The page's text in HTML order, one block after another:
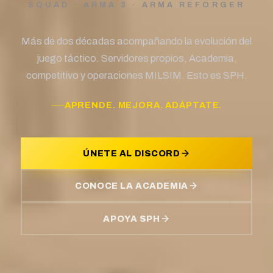
SQUAD · ARMA 3 · ARMA REFORGER
Más de dos décadas acompañando la evolución del
juego táctico. Servidores propios, Academia,
competitivo y operaciones MILSIM. Esto es SPH.
APRENDE. MEJORA. ADÁPTATE.
ÚNETE AL DISCORD
CONOCE LA ACADEMIA
APOYA SPH